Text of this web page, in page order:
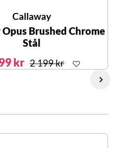
Callaway
Brushed Chrome
Stål
kr 2 199 kr